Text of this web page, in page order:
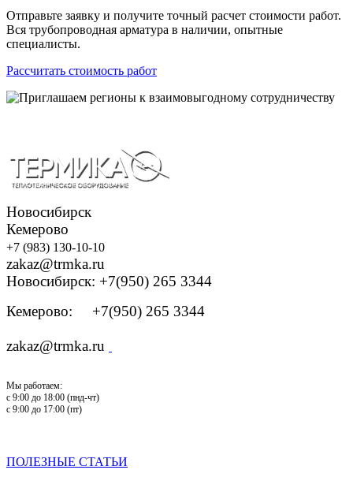
Отправьте заявку и получите точный расчет стоимости работ.
Вся трубопроводная арматура в наличии, опытные
специалисты.
Рассчитать стоимость работ
Новосибирск
Кемерово
+7 (983) 130-10-10
zakaz@trmka.ru
Новосибирск: +7(950) 265 3344
Кемерово: +7(950) 265 3344
zakaz@trmka.ru
Мы работаем:
с 9:00 до 18:00 (пнд-чт)
с 9:00 до 17:00 (пт)
ПОЛЕЗНЫЕ СТАТЬИ